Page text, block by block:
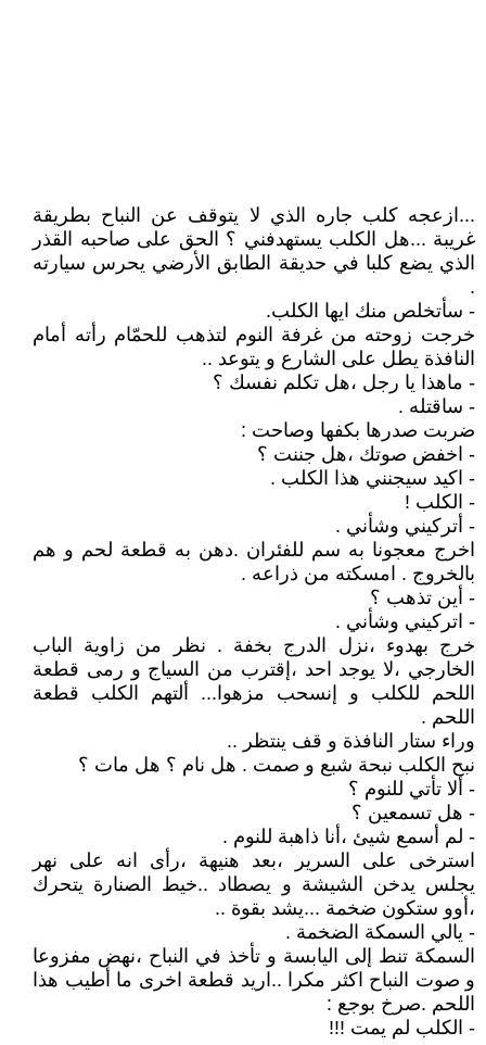
...ازعجه كلب جاره الذي لا يتوقف عن النباح بطريقة
غريبة ...هل الكلب يستهدفني ؟ الحق على صاحبه القذر
الذي يضع كلبا في حديقة الطابق الأرضي يحرس سيارته
.
- سأتخلص منك ايها الكلب.
خرجت زوحته من غرفة النوم لتذهب للحمّام رأته أمام
النافذة يطل على الشارع و يتوعد ..
- ماهذا يا رجل ،هل تكلم نفسك ؟
- ساقتله .
ضربت صدرها بكفها وصاحت :
- اخفض صوتك ،هل جننت ؟
- اكيد سيجنني هذا الكلب .
- الكلب !
- أتركيني وشأني .
اخرج معجونا به سم للفئران .دهن به قطعة لحم و هم
بالخروج . امسكته من ذراعه .
- أين تذهب ؟
- اتركيني وشأني .
خرج بهدوء ،نزل الدرج بخفة . نظر من زاوية الباب
الخارجي ،لا يوجد احد ،إقترب من السياج و رمى قطعة
اللحم للكلب و إنسحب مزهوا... ألتهم الكلب قطعة
اللحم .
وراء ستار النافذة و قف ينتظر ..
نبح الكلب نبحة شبع و صمت . هل نام ؟ هل مات ؟
- ألا تأتي للنوم ؟
- هل تسمعين ؟
- لم أسمع شيئ ،أنا ذاهبة للنوم .
استرخى على السرير ،بعد هنيهة ،رأى انه على نهر
يجلس يدخن الشيشة و يصطاد ..خيط الصنارة يتحرك
،أوو ستكون ضخمة ...يشد بقوة ..
- يالي السمكة الضخمة .
السمكة تنط إلى اليابسة و تأخذ في النباح ،نهض مفزوعا
و صوت النباح اكثر مكرا ..اريد قطعة اخرى ما أطيب هذا
اللحم .صرخ بوجع :
- الكلب لم يمت !!!